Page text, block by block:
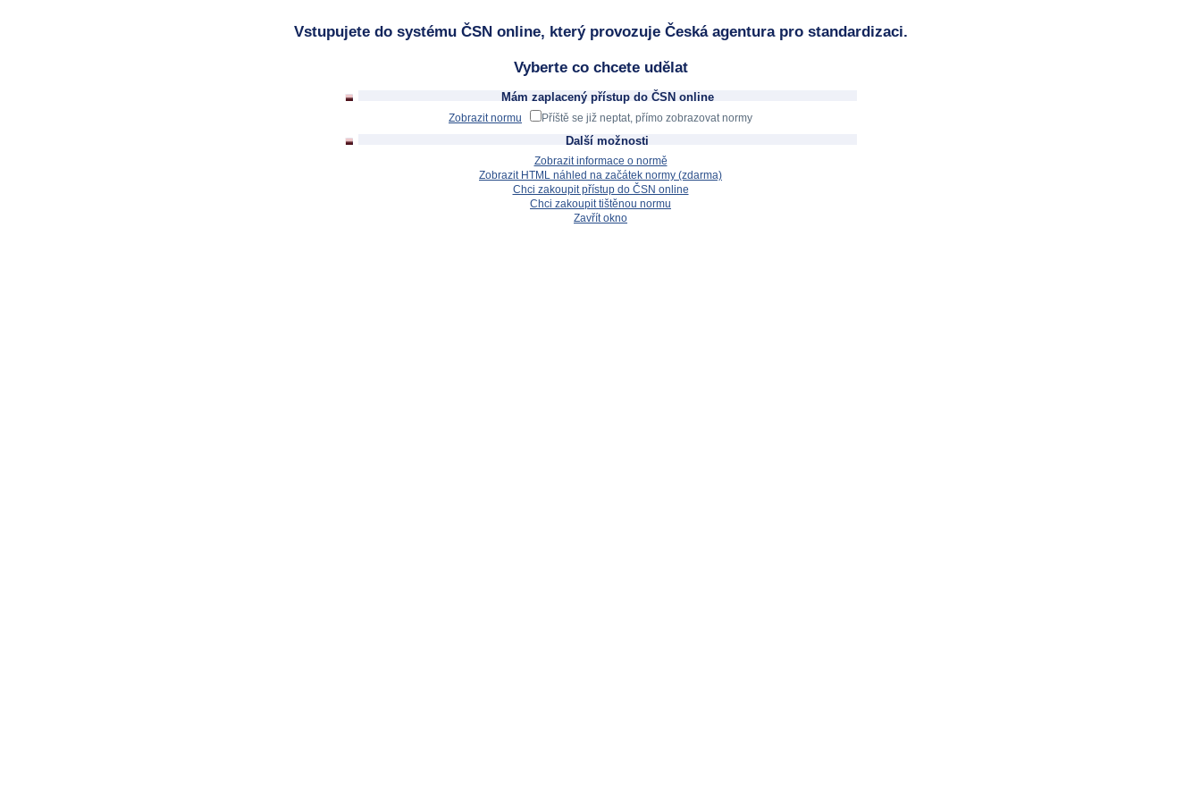
Vstupujete do systému ČSN online, který provozuje Česká agentura pro standardizaci.
Vyberte co chcete udělat
Mám zaplacený přístup do ČSN online
Zobrazit normu Příště se již neptat, přímo zobrazovat normy
Další možnosti
Zobrazit informace o normě
Zobrazit HTML náhled na začátek normy (zdarma)
Chci zakoupit přístup do ČSN online
Chci zakoupit tištěnou normu
Zavřít okno